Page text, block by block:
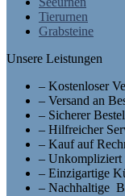
Tierurnen
Grabsteine
Unsere Leistungen
– Kostenloser
– Versand an
– Sicherer
– Hilfreicher
– Kauf auf
– Unkompliziert
– Einzigartige
– Nachhaltige